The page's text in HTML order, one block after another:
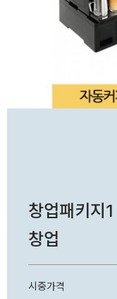
창업패키지
창업
시중가격